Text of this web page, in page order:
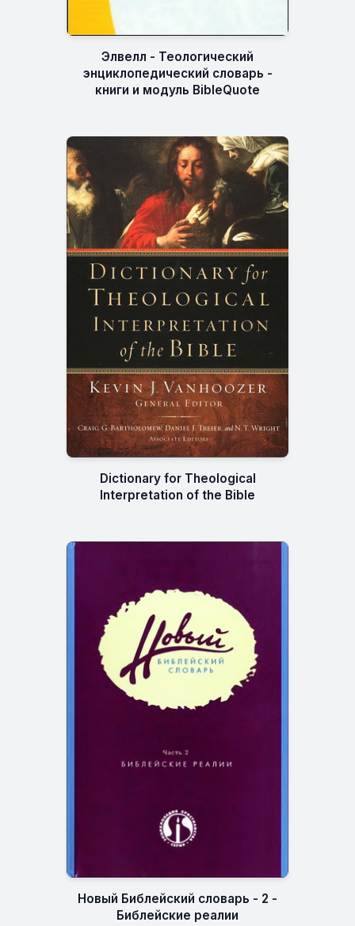
Элвелл - Теологический
энциклопедический словарь -
книги и модуль BibleQuote
Dictionary for Theological
Interpretation of the Bible
Новый Библейский словарь - 2 -
Библейские реалии